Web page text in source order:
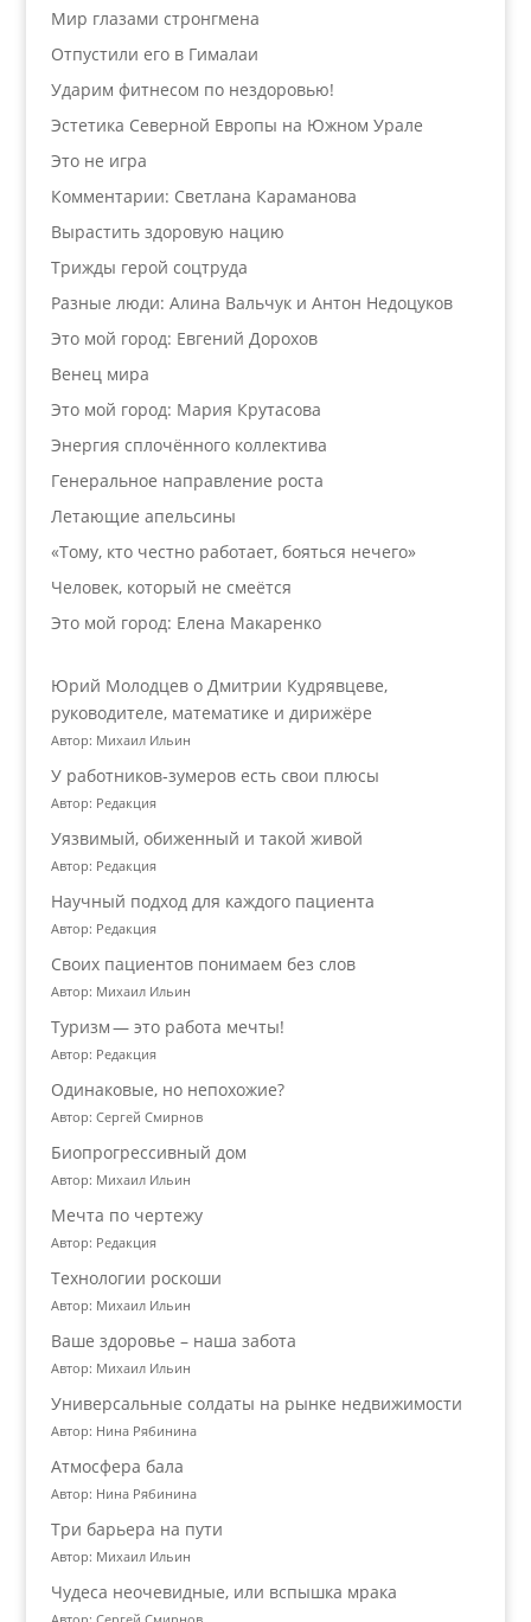
Мир глазами стронгмена
Отпустили его в Гималаи
Ударим фитнесом по нездоровью!
Эстетика Северной Европы на Южном Урале
Это не игра
Комментарии: Светлана Караманова
Вырастить здоровую нацию
Трижды герой соцтруда
Разные люди: Алина Вальчук и Антон Недоцуков
Это мой город: Евгений Дорохов
Венец мира
Это мой город: Мария Крутасова
Энергия сплочённого коллектива
Генеральное направление роста
Летающие апельсины
«Тому, кто честно работает, бояться нечего»
Человек, который не смеётся
Это мой город: Елена Макаренко
Юрий Молодцев о Дмитрии Кудрявцеве,
руководителе, математике и дирижёре
Автор: Михаил Ильин
У работников‑зумеров есть свои плюсы
Автор: Редакция
Уязвимый, обиженный и такой живой
Автор: Редакция
Научный подход для каждого пациента
Автор: Редакция
Своих пациентов понимаем без слов
Автор: Михаил Ильин
Туризм — это работа мечты!
Автор: Редакция
Одинаковые, но непохожие?
Автор: Сергей Смирнов
Биопрогрессивный дом
Автор: Михаил Ильин
Мечта по чертежу
Автор: Редакция
Технологии роскоши
Автор: Михаил Ильин
Ваше здоровье – наша забота
Автор: Михаил Ильин
Универсальные солдаты на рынке недвижимости
Автор: Нина Рябинина
Атмосфера бала
Автор: Нина Рябинина
Три барьера на пути
Автор: Михаил Ильин
Чудеса неочевидные, или вспышка мрака